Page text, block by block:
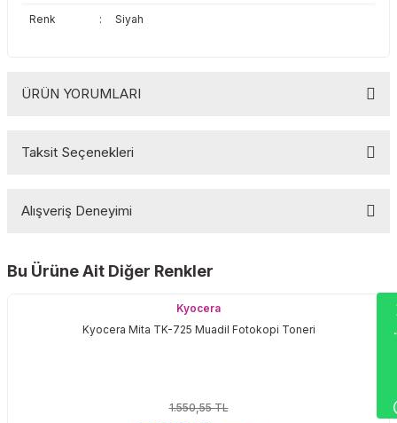
Renk : Siyah
ÜRÜN YORUMLARI
Taksit Seçenekleri
Alışveriş Deneyimi
Sitemize ilk yorumu siz yapın!
Bu Ürüne Ait Diğer Renkler
Kyocera
Kyocera Mita TK-725 Muadil Fotokopi Toneri
1.550,55 TL